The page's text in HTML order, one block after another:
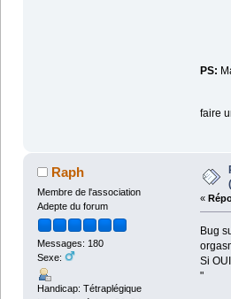
PS:
faire
Raph
Membre de l'association
Adepte du forum
Messages: 180
Sexe:
Handicap: Tétraplégique
«
Bug
Si
"